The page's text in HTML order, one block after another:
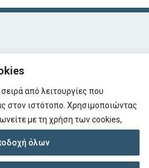
από λειτουργίες που
στον ιστότοπο. Χρησιμοποιώντας
με τη χρήση των cookies,
όλων
Τμήμα
Εμπορίου και Βιομηχανίας
Όροι Χρήσης
Προσωπικών Δεδομένων